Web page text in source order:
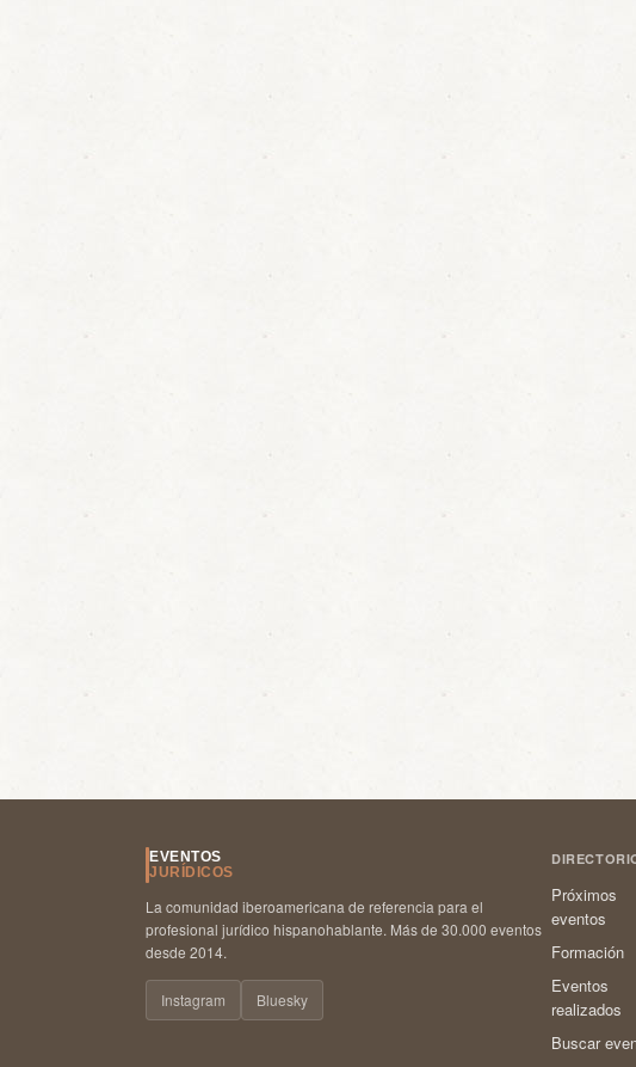
EVENTOS
JURÍDICOS
La comunidad iberoamericana de referencia para el
profesional jurídico hispanohablante. Más de 30.000 eventos
desde 2014.
Instagram Bluesky
Próximos
eventos
Formación
Eventos
realizados
Buscar